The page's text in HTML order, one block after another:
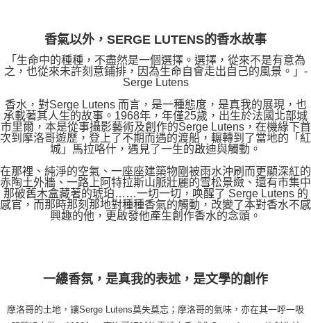
香氣以外，SERGE LUTENS的香水故事
「生命中的種種，不盡然是一個選擇。選擇，從來不是有意為
之，也從來未許刻意鋪排，因為生命自會走出自己的風景。」-
Serge Lutens
香水，對Serge Lutens 而言，是一種態度，是真我的展現，也
承載著其人生的故事。1968年，年僅25歲，出生於法國北部城
市里爾，本是從事攝影藝術及創作的Serge Lutens，在機緣下首
次到摩洛哥遊歷，登上了不期而遇的渡船，輾轉到了當地的「紅
城」馬拉咯什，遇見了一生的啟迪與觸動。
在那裡、純淨的空氣、一座座建築物剛被雨水沖刷而更顯深紅的
赤陶土外牆、一路上阿特拉斯山脈壯麗的雪松景緻、還有市集中
那破舊木盒藏著的琥珀……一切一切，唤醒了 Serge Lutens 的
感官，而那時那刻那地對種種香氣的觸動，改變了本對香水不感
興趣的他，更啟發他產生創作香水的念頭。
一縷香氛，是真我的表述，是文學的創作
摩洛哥的土地，讓Serge Lutens莫失莫忘；摩洛哥的氣味，亦在其一呼一吸